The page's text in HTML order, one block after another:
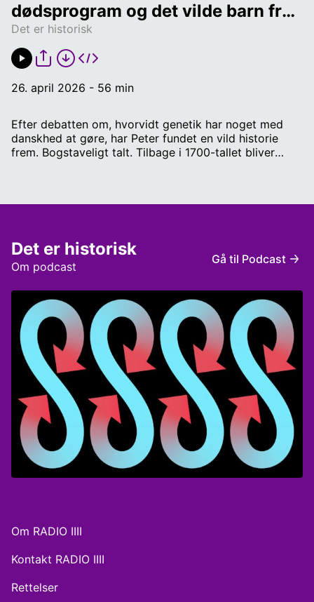
Det er historisk
dødsprogram og det vilde barn fra
skoven
26. april 2026 - 56 min
Efter debatten om, hvorvidt genetik har noget med
danskhed at gøre, har Peter fundet en vild historie
frem. Bogstaveligt talt. Tilbage i 1700-tallet bliver
med at udføre en uhyggeligt program. der skal fjerne
Rune Sparre Geertsen / Produceret af MonoMono for
Radio IIII
Om podcast
Det er historisk Gå til Podcast
Om RADIO IIII
Kontakt RADIO IIII
Rettelser